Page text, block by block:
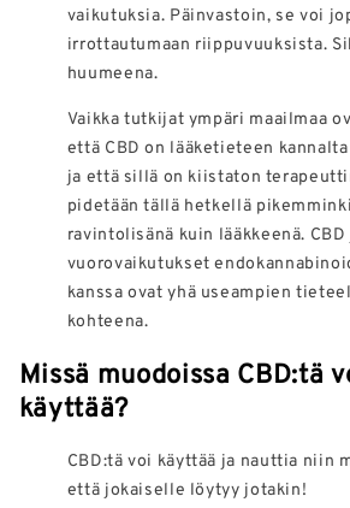
vaikutuksia. Päinvastoin, se voi
irrottautumaan riippuvuuksista.
huumeena.
Vaikka tutkijat ympäri maailmaa
että CBD on lääketieteen
ja että sillä on kiistaton
pidetään tällä hetkellä
ravintolisänä kuin lääkkeenä.
vuorovaikutukset
kanssa ovat yhä useampien
kohteena.
Missä muodoissa CBD:tä
käyttää?
CBD:tä voi käyttää ja nauttia niin
että jokaiselle löytyy jotakin!